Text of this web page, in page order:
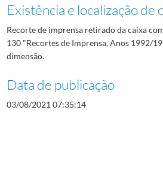
Existência e localização de
Recorte de imprensa retirado da caixa
130 "Recortes de Imprensa, Anos 1992/
dimensão.
Data de publicação
03/08/2021 07:35:14